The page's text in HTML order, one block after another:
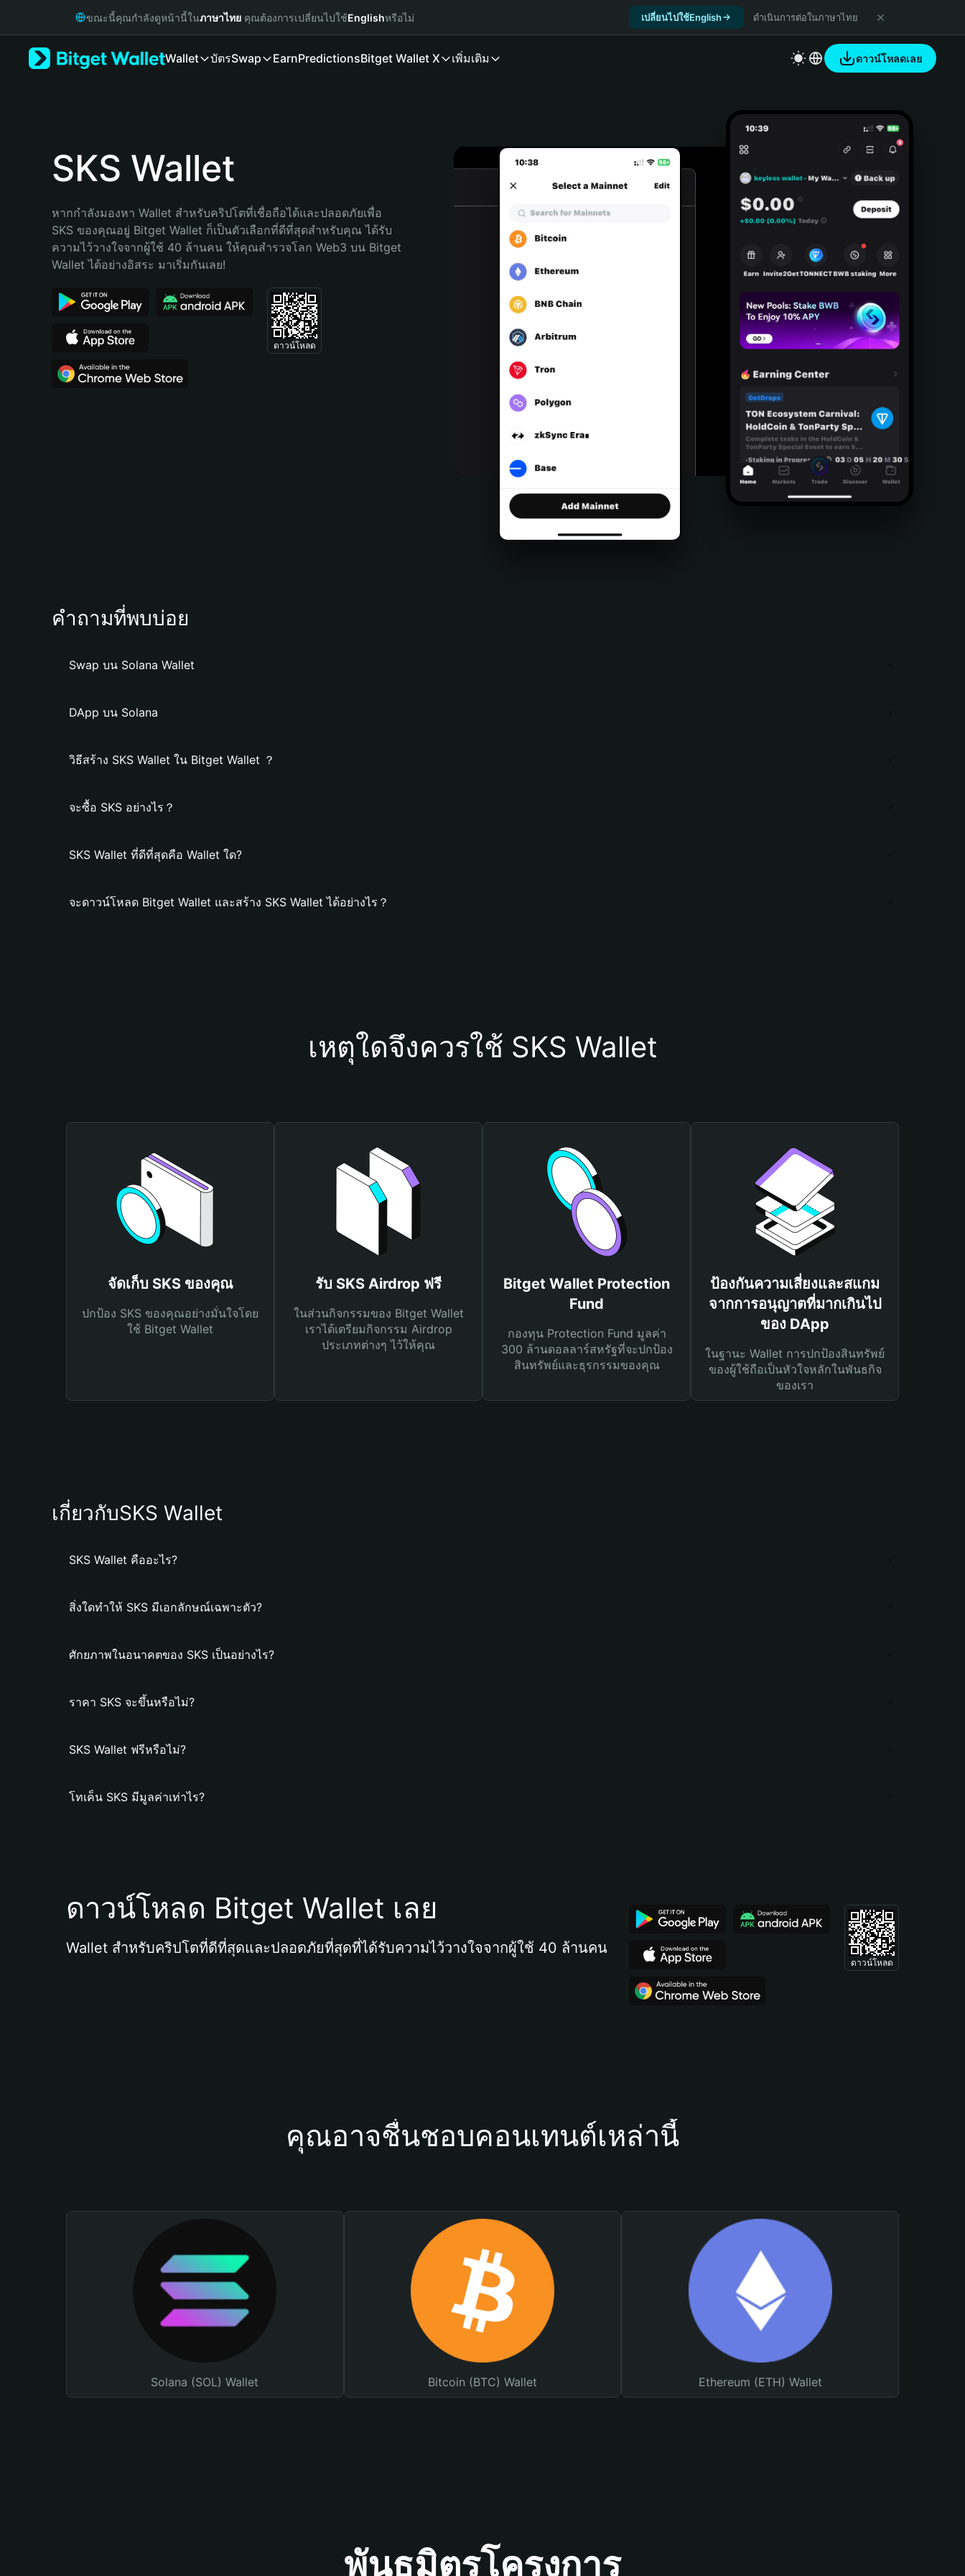
Русский
Bahasa Indonesia
Português (Brasil)
ขณะนี้คุณกำลังดูหน้านี้ในภาษาไทย คุณต้องการเปลี่ยนไปใช้Englishหรือไม่ เปลี่ยนไปใช้English ดำเนินการต่อในภาษาไทย
Wallet บัตรSwap EarnPredictionsBitget Wallet X เพิ่มเติม ดาวน์โหลดเลย
SKS Wallet
หากกำลังมองหา Wallet สำหรับคริปโตที่เชื่อถือได้และปลอดภัยเพื่อ
SKS ของคุณอยู่ Bitget Wallet ก็เป็นตัวเลือกที่ดีที่สุดสำหรับคุณ ได้รับ
ความไว้วางใจจากผู้ใช้ 40 ล้านคน ให้คุณสำรวจโลก Web3 บน Bitget
Wallet ได้อย่างอิสระ มาเริ่มกันเลย!
ดาวน์โหลด
คำถามที่พบบ่อย
Swap บน Solana Wallet
DApp บน Solana
วิธีสร้าง SKS Wallet ใน Bitget Wallet ？
จะซื้อ SKS อย่างไร？
SKS Wallet ที่ดีที่สุดคือ Wallet ใด?
จะดาวน์โหลด Bitget Wallet และสร้าง SKS Wallet ได้อย่างไร？
เหตุใดจึงควรใช้ SKS Wallet
จัดเก็บ SKS ของคุณ
ปกป้อง SKS ของคุณอย่างมั่นใจโดย
ใช้ Bitget Wallet
รับ SKS Airdrop ฟรี
ในส่วนกิจกรรมของ Bitget Wallet
เราได้เตรียมกิจกรรม Airdrop
ประเภทต่างๆ ไว้ให้คุณ
Bitget Wallet Protection
Fund
กองทุน Protection Fund มูลค่า
300 ล้านดอลลาร์สหรัฐที่จะปกป้อง
สินทรัพย์และธุรกรรมของคุณ
ป้องกันความเสี่ยงและสแกม
จากการอนุญาตที่มากเกินไป
ของ DApp
ในฐานะ Wallet การปกป้องสินทรัพย์
ของผู้ใช้ถือเป็นหัวใจหลักในพันธกิจ
ของเรา
เกี่ยวกับSKS Wallet
SKS Wallet คืออะไร?
สิ่งใดทำให้ SKS มีเอกลักษณ์เฉพาะตัว?
ศักยภาพในอนาคตของ SKS เป็นอย่างไร?
ราคา SKS จะขึ้นหรือไม่?
SKS Wallet ฟรีหรือไม่?
โทเค็น SKS มีมูลค่าเท่าไร?
ดาวน์โหลด Bitget Wallet เลย
Wallet สำหรับคริปโตที่ดีที่สุดและปลอดภัยที่สุดที่ได้รับความไว้วางใจจากผู้ใช้ 40 ล้านคน
ดาวน์โหลด
คุณอาจชื่นชอบคอนเทนต์เหล่านี้
Solana (SOL) Wallet Bitcoin (BTC) Wallet Ethereum (ETH) Wallet
พันธมิตรโครงการ